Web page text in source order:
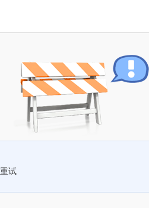
试